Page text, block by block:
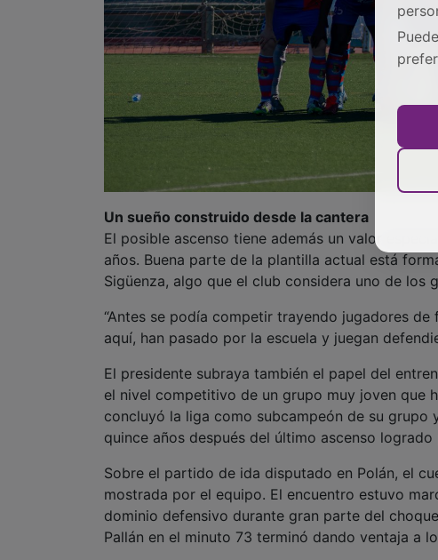
Un sueño construido desde la cantera
El posible ascenso tiene además un valor
años. Buena parte de la plantilla actual está
Sigüenza, algo que el club considera uno de los
“Antes se podía competir trayendo jugadores
aquí, han pasado por la escuela y juegan
El presidente subraya también el papel del
el nivel competitivo de un grupo muy joven que
concluyó la liga como subcampeón de su
quince años después del último ascenso
Sobre el partido de ida disputado en Polán, el
mostrada por el equipo. El encuentro estuvo
dominio defensivo durante gran parte del
Pallán en el minuto 73 terminó dando ventaja a